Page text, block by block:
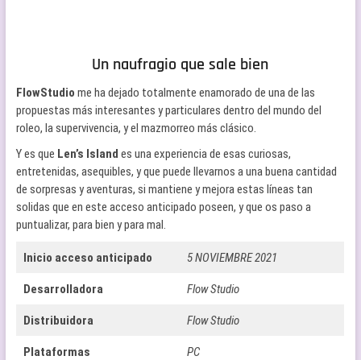
Un naufragio que sale bien
FlowStudio me ha dejado totalmente enamorado de una de las
propuestas más interesantes y particulares dentro del mundo del
roleo, la supervivencia, y el mazmorreo más clásico.
Y es que Len’s Island es una experiencia de esas curiosas,
entretenidas, asequibles, y que puede llevarnos a una buena cantidad
de sorpresas y aventuras, si mantiene y mejora estas líneas tan
solidas que en este acceso anticipado poseen, y que os paso a
puntualizar, para bien y para mal.
Inicio acceso anticipado 5 NOVIEMBRE 2021
Desarrolladora Flow Studio
Distribuidora Flow Studio
Plataformas PC